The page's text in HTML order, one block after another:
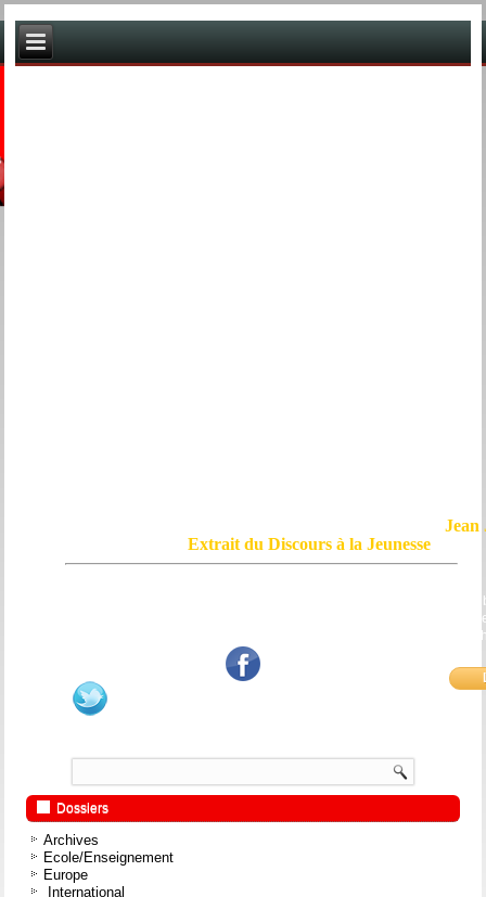
Jean
Extrait du Discours à la Jeunesse
mensonge triomphant qui passe, et de ne pas faire écho, de notre
bouche et de nos mains aux applaudissements imbéciles et aux
Dossiers
Archives
Ecole/Enseignement
Europe
International